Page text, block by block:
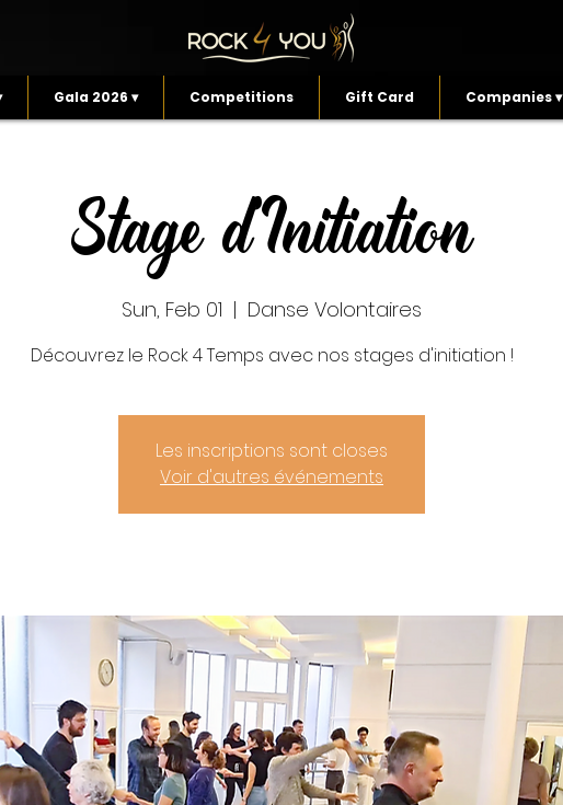
Gala 2026 ▾ Competitions Gift Card Companies ▾
Stage d'Initiation
Sun, Feb 01
  |
Danse Volontaires
Découvrez le Rock 4 Temps avec nos stages d'initiation !
Les inscriptions sont closes
Voir d'autres événements